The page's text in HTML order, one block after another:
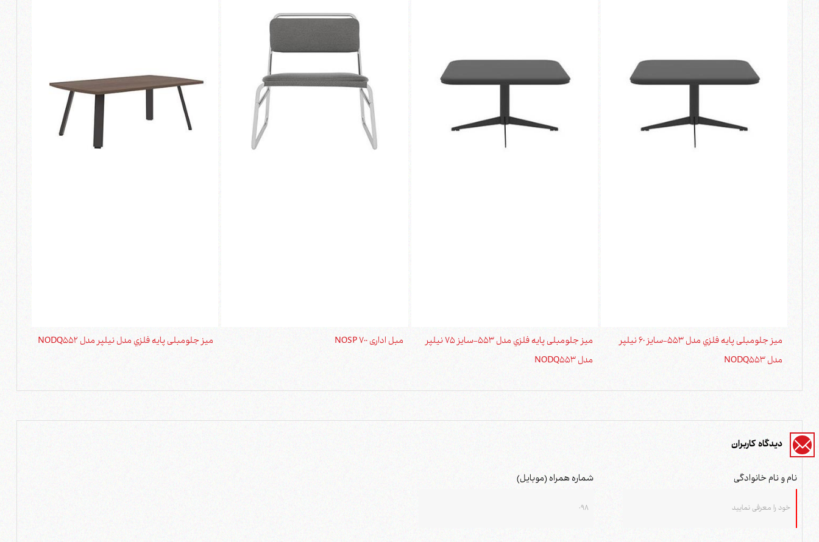
ميز جلومبلی پايه فلزي مدل 553-سايز 60 نیلپر
مدل NODQ553
ميز جلومبلی پايه فلزي مدل 553-سايز 75 نیلپر
مدل NODQ553
مبل اداری NOSP 700 ميز جلومبلی پايه فلزي مدل نیلپر مدل NODQ552
دیدگاه کاربران
نام و نام خانوادگی شماره همراه (موبایل)